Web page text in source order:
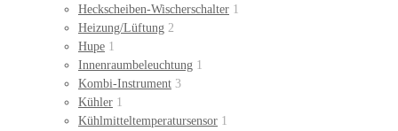
Heckscheiben-Wischerschalter 1
Heizung/Lüftung 2
Hupe 1
Innenraumbeleuchtung 1
Kombi-Instrument 3
Kühler 1
Kühlmitteltemperatursensor 1